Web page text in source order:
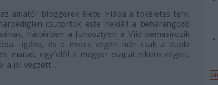
amatőr bloggerek élete. Hiába a tökéletes terv,
csütörtök este nekiáll a beharangozó
háttérben a Junosztyon a Viid bemasírozik
Ligába, és a meccs végén már csak a dupla
marad, egyfelől a magyar csapat sikere végett,
a jól végzett…